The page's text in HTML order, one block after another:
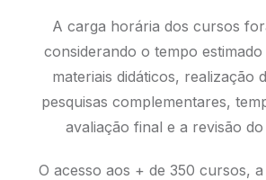
A carga horária dos cursos
considerando o tempo
materiais didáticos, realização
pesquisas complementares,
avaliação final e a revisão
O acesso aos + de 350 cursos,